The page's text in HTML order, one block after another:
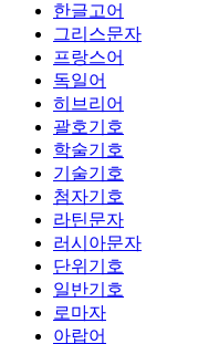
한글고어
그리스문자
프랑스어
독일어
히브리어
괄호기호
학술기호
기술기호
첨자기호
라틴문자
러시아문자
단위기호
일반기호
로마자
아랍어